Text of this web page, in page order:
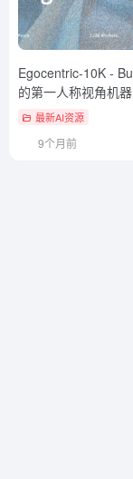
Egocentric-10K -
的第一人称视角机
最新AI资源
9个月前